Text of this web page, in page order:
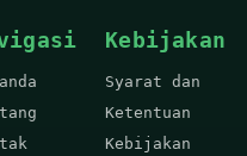
Kebijakan
Syarat dan
Ketentuan
Kebijakan